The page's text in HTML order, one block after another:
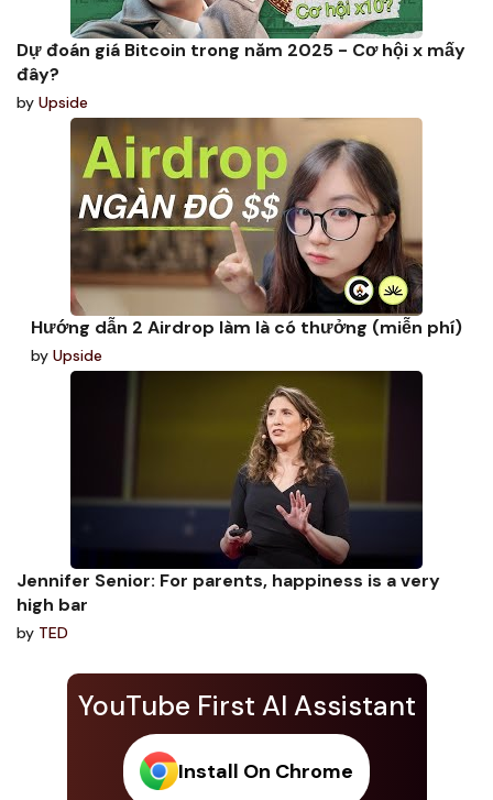
YouTube First AI Assistant
Install On Chrome
Dự đoán giá Bitcoin trong năm 2025 - Cơ hội x mấy
đây?
by Upside
Hướng dẫn 2 Airdrop làm là có thưởng (miễn phí)
by Upside
Jennifer Senior: For parents, happiness is a very
high bar
by TED